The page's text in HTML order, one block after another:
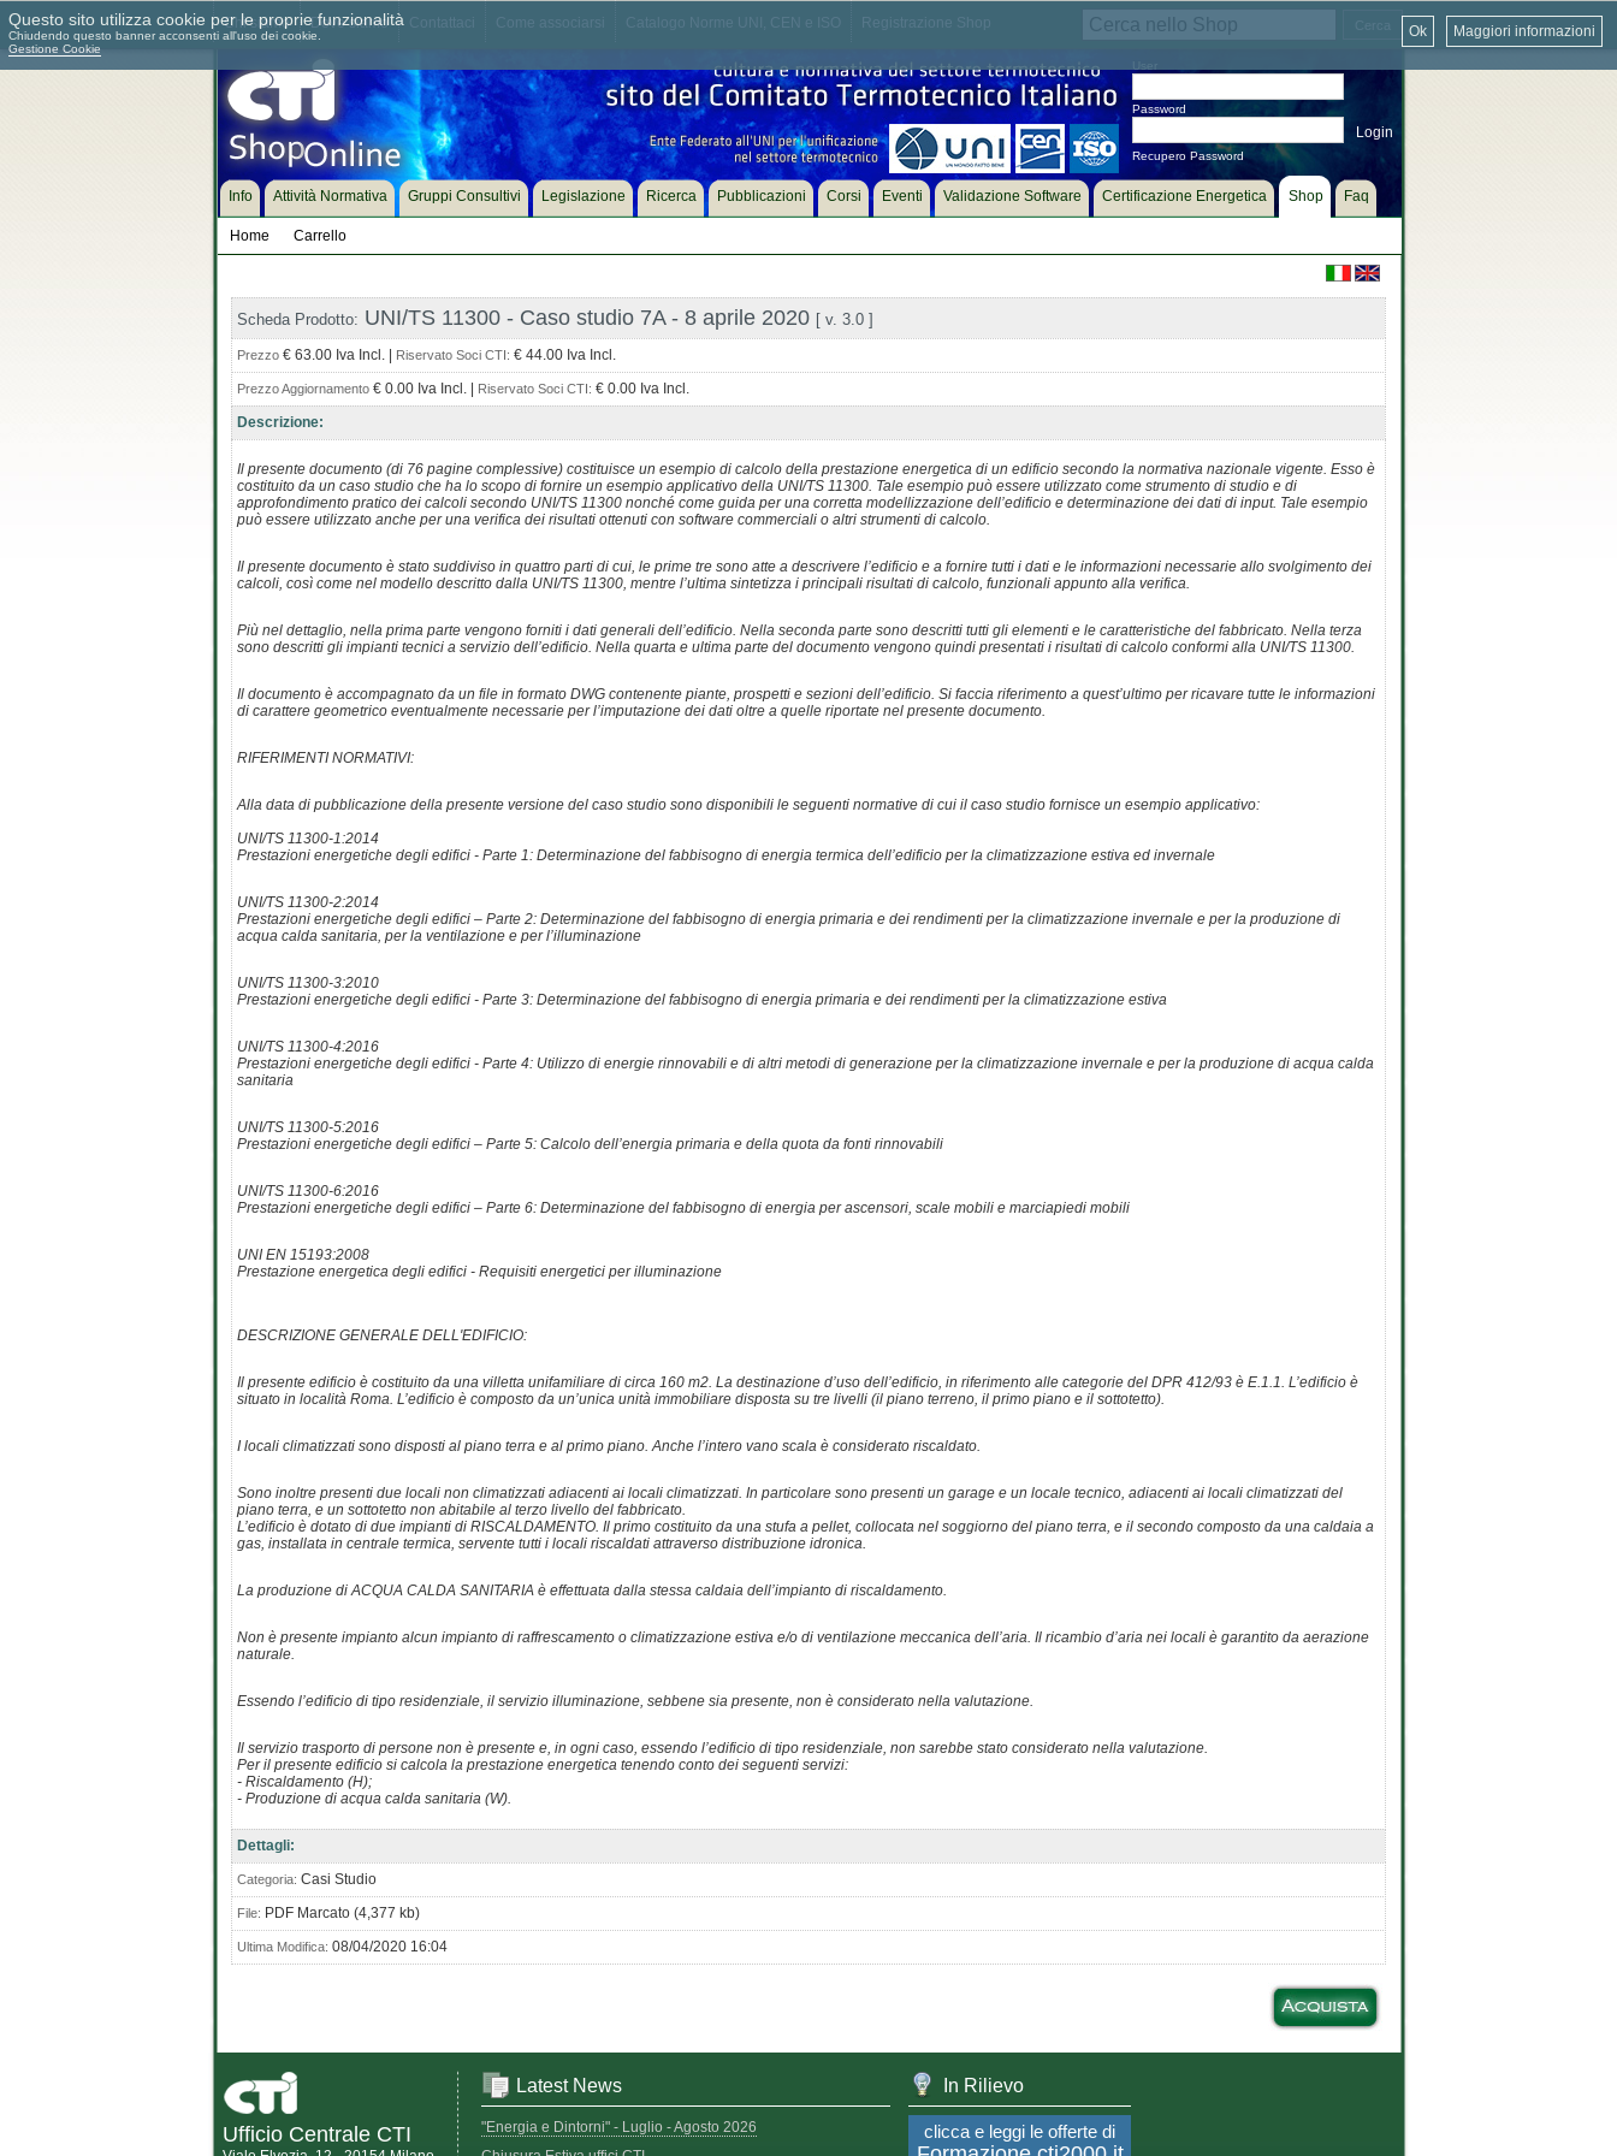
Chi siamo Dove siamo
Password
Recupero Password
Info Attività Normativa Gruppi Consultivi Legislazione Ricerca Pubblicazioni Corsi Eventi Validazione Software Certificazione Energetica Shop
Home Carrello
Faq
Scheda Prodotto: UNI/TS 11300 - Caso studio 7A - 8 aprile 2020 [ v. 3.0 ]
Prezzo€ 63.00 Iva Incl. | Riservato Soci CTI: € 44.00 Iva Incl.
Prezzo Aggiornamento€ 0.00 Iva Incl. | Riservato Soci CTI: € 0.00 Iva Incl.
Descrizione:
Il presente documento (di 76 pagine complessive) costituisce un esempio di calcolo della prestazione energetica di un edificio secondo la normativa nazionale vigente. Esso è
costituito da un caso studio che ha lo scopo di fornire un esempio applicativo della UNI/TS 11300. Tale esempio può essere utilizzato come strumento di studio e di
approfondimento pratico dei calcoli secondo UNI/TS 11300 nonché come guida per una corretta modellizzazione dell’edificio e determinazione dei dati di input. Tale esempio
può essere utilizzato anche per una verifica dei risultati ottenuti con software commerciali o altri strumenti di calcolo.
Il presente documento è stato suddiviso in quattro parti di cui, le prime tre sono atte a descrivere l’edificio e a fornire tutti i dati e le informazioni necessarie allo svolgimento dei
calcoli, così come nel modello descritto dalla UNI/TS 11300, mentre l’ultima sintetizza i principali risultati di calcolo, funzionali appunto alla verifica.
Più nel dettaglio, nella prima parte vengono forniti i dati generali dell’edificio. Nella seconda parte sono descritti tutti gli elementi e le caratteristiche del fabbricato. Nella terza
sono descritti gli impianti tecnici a servizio dell’edificio. Nella quarta e ultima parte del documento vengono quindi presentati i risultati di calcolo conformi alla UNI/TS 11300.
Il documento è accompagnato da un file in formato DWG contenente piante, prospetti e sezioni dell’edificio. Si faccia riferimento a quest’ultimo per ricavare tutte le informazioni
di carattere geometrico eventualmente necessarie per l’imputazione dei dati oltre a quelle riportate nel presente documento.
RIFERIMENTI NORMATIVI:
Alla data di pubblicazione della presente versione del caso studio sono disponibili le seguenti normative di cui il caso studio fornisce un esempio applicativo:
UNI/TS 11300-1:2014
Prestazioni energetiche degli edifici - Parte 1: Determinazione del fabbisogno di energia termica dell’edificio per la climatizzazione estiva ed invernale
UNI/TS 11300-2:2014
Prestazioni energetiche degli edifici – Parte 2: Determinazione del fabbisogno di energia primaria e dei rendimenti per la climatizzazione invernale e per la produzione di
acqua calda sanitaria, per la ventilazione e per l’illuminazione
UNI/TS 11300-3:2010
Prestazioni energetiche degli edifici - Parte 3: Determinazione del fabbisogno di energia primaria e dei rendimenti per la climatizzazione estiva
UNI/TS 11300-4:2016
Prestazioni energetiche degli edifici - Parte 4: Utilizzo di energie rinnovabili e di altri metodi di generazione per la climatizzazione invernale e per la produzione di acqua calda
sanitaria
UNI/TS 11300-5:2016
Prestazioni energetiche degli edifici – Parte 5: Calcolo dell’energia primaria e della quota da fonti rinnovabili
UNI/TS 11300-6:2016
Prestazioni energetiche degli edifici – Parte 6: Determinazione del fabbisogno di energia per ascensori, scale mobili e marciapiedi mobili
UNI EN 15193:2008
Prestazione energetica degli edifici - Requisiti energetici per illuminazione
DESCRIZIONE GENERALE DELL'EDIFICIO:
Il presente edificio è costituito da una villetta unifamiliare di circa 160 m2. La destinazione d’uso dell’edificio, in riferimento alle categorie del DPR 412/93 è E.1.1. L’edificio è
situato in località Roma. L’edificio è composto da un’unica unità immobiliare disposta su tre livelli (il piano terreno, il primo piano e il sottotetto).
I locali climatizzati sono disposti al piano terra e al primo piano. Anche l’intero vano scala è considerato riscaldato.
Sono inoltre presenti due locali non climatizzati adiacenti ai locali climatizzati. In particolare sono presenti un garage e un locale tecnico, adiacenti ai locali climatizzati del
piano terra, e un sottotetto non abitabile al terzo livello del fabbricato.
L’edificio è dotato di due impianti di RISCALDAMENTO. Il primo costituito da una stufa a pellet, collocata nel soggiorno del piano terra, e il secondo composto da una caldaia a
gas, installata in centrale termica, servente tutti i locali riscaldati attraverso distribuzione idronica.
La produzione di ACQUA CALDA SANITARIA è effettuata dalla stessa caldaia dell’impianto di riscaldamento.
Non è presente impianto alcun impianto di raffrescamento o climatizzazione estiva e/o di ventilazione meccanica dell’aria. Il ricambio d’aria nei locali è garantito da aerazione
naturale.
Essendo l’edificio di tipo residenziale, il servizio illuminazione, sebbene sia presente, non è considerato nella valutazione.
Il servizio trasporto di persone non è presente e, in ogni caso, essendo l’edificio di tipo residenziale, non sarebbe stato considerato nella valutazione.
Per il presente edificio si calcola la prestazione energetica tenendo conto dei seguenti servizi:
- Riscaldamento (H);
- Produzione di acqua calda sanitaria (W).
Dettagli:
Categoria: Casi Studio
File: PDF Marcato (4,377 kb)
Ultima Modifica: 08/04/2020 16:04
Ufficio Centrale CTI
Latest News
"Energia e Dintorni" - Luglio - Agosto 2026
In Rilievo
clicca e leggi le offerte di
Questo sito utilizza cookie per le proprie funzionalità
Chiudendo questo banner acconsenti all'uso dei cookie.
Gestione Cookie
Maggiori informazioni
Ok